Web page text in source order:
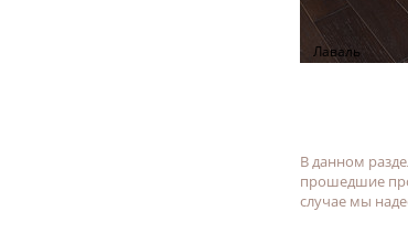
Лаваль
В данном
прошедшие
случае мы